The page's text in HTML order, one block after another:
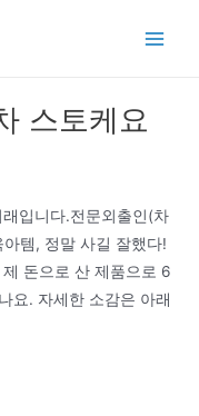
스토케요
입니다.전문외출인(차
템, 정말 사길 잘했다!
돈으로 산 제품으로 6
요. 자세한 소감은 아래